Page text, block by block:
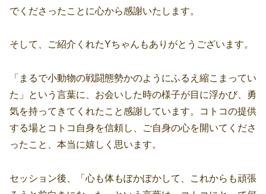
でくださったことに心から感謝いたします。
そして、ご紹介くれたYちゃんもありがとうございます。
「まるで小動物の戦闘態勢かのようにふるえ縮こまってい
た」という言葉に、お会いした時の様子が目に浮かび、勇
気を持ってきてくれたこと感謝しています。コトコの提供
する場とコトコ自身を信頼し、ご自身の心を開いてくださ
ったこと、本当に嬉しく思います。
セッション後、「心も体もぽかぽかして、これからも頑張